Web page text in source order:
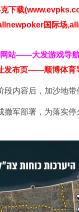
下载
国际场
网站——大发游戏导
发布页——顺博体
容后，加沙地带
军部署，为落实停